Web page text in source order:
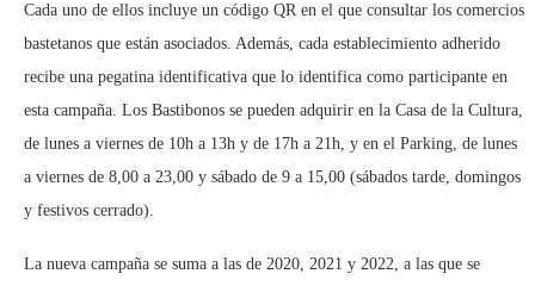
Cada uno de ellos incluye un código QR en el que consultar los comercios
bastetanos que están asociados. Además, cada establecimiento adherido
recibe una pegatina identificativa que lo identifica como participante en
esta campaña. Los Bastibonos se pueden adquirir en la Casa de la Cultura,
de lunes a viernes de 10h a 13h y de 17h a 21h, y en el Parking, de lunes
a viernes de 8,00 a 23,00 y sábado de 9 a 15,00 (sábados tarde, domingos
y festivos cerrado).
La nueva campaña se suma a las de 2020, 2021 y 2022, a las que se